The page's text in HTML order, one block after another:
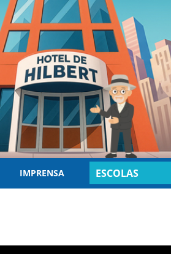
IMPRENSA ESCOLAS